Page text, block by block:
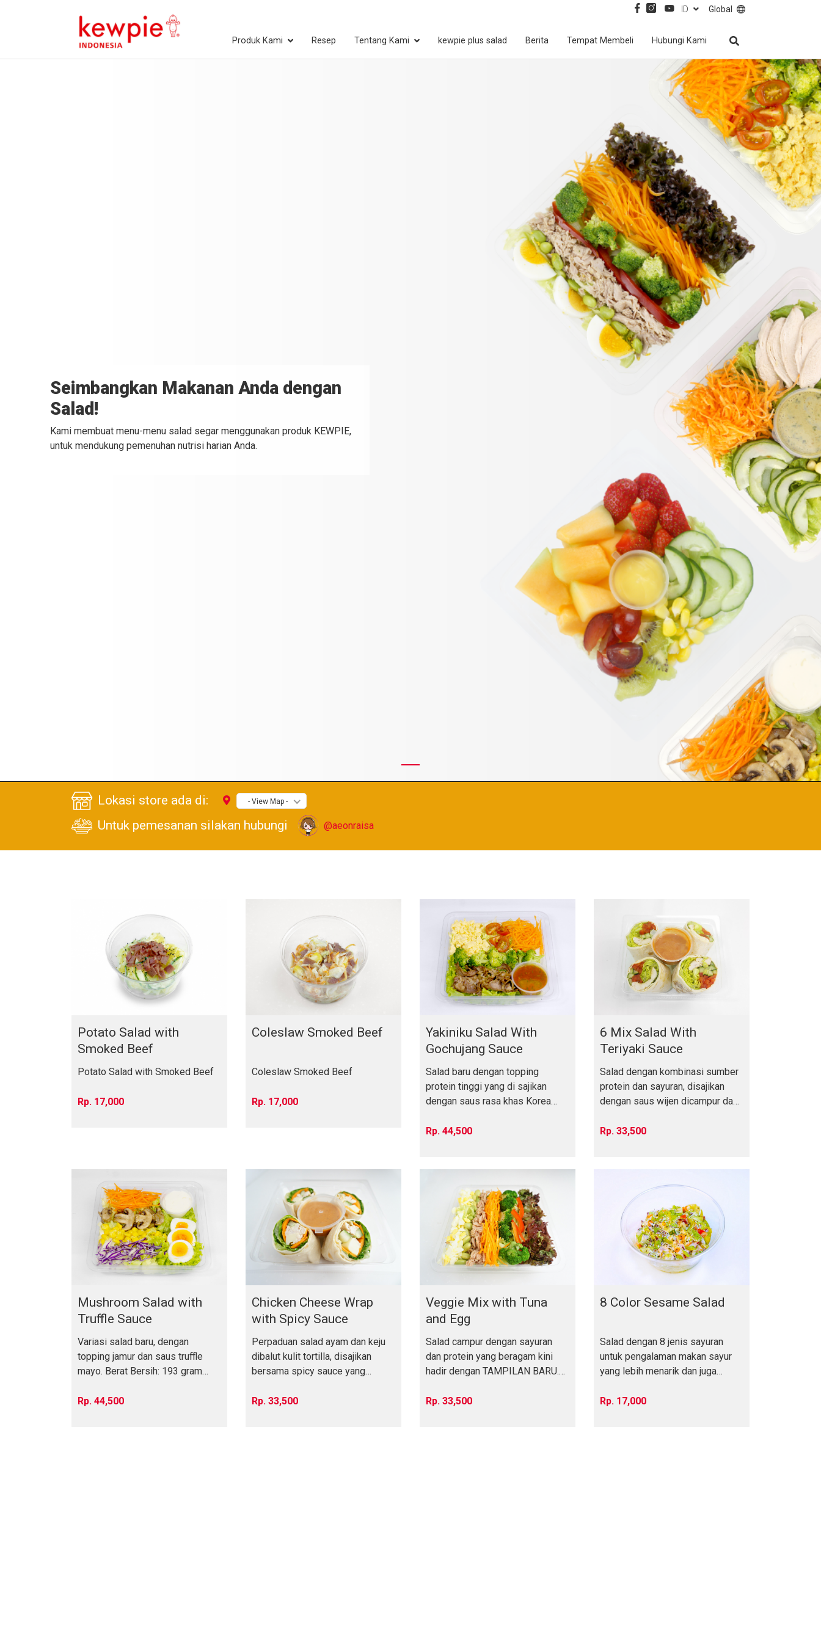
ID Global
Produk Kami Resep Tentang Kami kewpie plus salad Berita Tempat Membeli Hubungi Kami
Seimbangkan Makanan Anda dengan
Salad!
Kami membuat menu-menu salad segar menggunakan produk KEWPIE,
untuk mendukung pemenuhan nutrisi harian Anda.
Lokasi store ada di: - View Map -
Untuk pemesanan silakan hubungi @aeonraisa
Potato Salad with
Smoked Beef
Potato Salad with Smoked Beef
17,000
Coleslaw Smoked Beef
Coleslaw Smoked Beef
17,000
Yakiniku Salad With
Gochujang Sauce
Salad baru dengan topping
protein tinggi yang di sajikan
dengan saus rasa khas Korea
44,500
6 Mix Salad With
Teriyaki Sauce
Salad dengan kombinasi sumber
protein dan sayuran, disajikan
dengan saus wijen dicampur daun
33,500
Mushroom Salad with
Truffle Sauce
Variasi salad baru, dengan
topping jamur dan saus truffle
mayo. Berat Bersih: 193 gram
44,500
Chicken Cheese Wrap
with Spicy Sauce
Perpaduan salad ayam dan keju
dibalut kulit tortilla, disajikan
bersama spicy sauce yang
33,500
Veggie Mix with Tuna
and Egg
Salad campur dengan sayuran
dan protein yang beragam kini
hadir dengan TAMPILAN BARU.
33,500
8 Color Sesame Salad
Salad dengan 8 jenis sayuran
untuk pengalaman makan sayur
yang lebih menarik dan juga
17,000